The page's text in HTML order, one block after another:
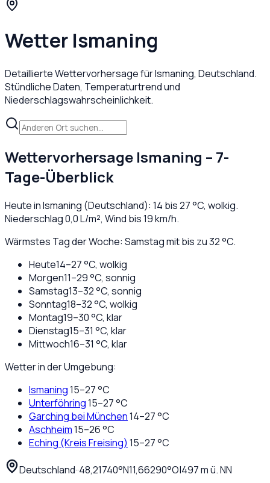
Wetter Ismaning
Detaillierte Wettervorhersage fürIsmaning, Deutschland.
Stündliche Daten, Temperaturtrend und
Niederschlagswahrscheinlichkeit.
Wettervorhersage Ismaning – 7-
Tage-Überblick
Heute inIsmaning (Deutschland): 14 bis27°C, wolkig.
Niederschlag0,0L/m², Wind bis19km/h.
Wärmstes Tag der Woche: Samstag mit bis zu 32 °C.
Heute14–27°C, wolkig
Morgen11–29°C, sonnig
Samstag13–32°C, sonnig
Sonntag18–32°C, wolkig
Montag19–30°C, klar
Dienstag15–31 °C, klar
Mittwoch16–31 °C, klar
Wetter in der Umgebung:
Ismaning15–27°C
Unterföhring15–27°C
Garching bei München14–27°C
Aschheim15–26°C
Eching (Kreis Freising) 15–27°C
Deutschland··48,21740°N11,66290°O|497m ü. NN